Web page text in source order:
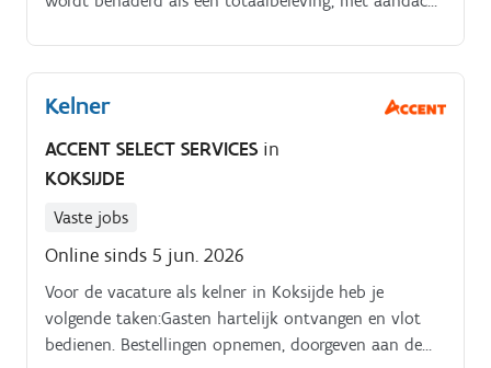
Kelner
ACCENT SELECT SERVICES in
KOKSIJDE
Vaste jobs
Online sinds 5 jun. 2026
Voor de vacature als kelner in Koksijde heb je
volgende taken:Gasten hartelijk ontvangen en vlot
bedienen. Bestellingen opnemen, doorgeven aan de